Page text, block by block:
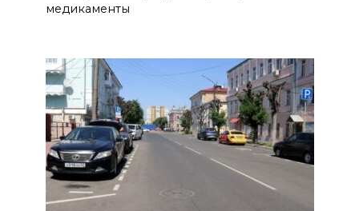
медикаменты